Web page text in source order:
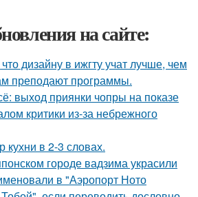
на сайте:
дизайну в ижгту учат лучше, чем
преподают программы.
выход приянки чопры на показе
критики из-за небрежного
в 2-3 словах.
городе вадзима украсили
в "Аэропорт Ното